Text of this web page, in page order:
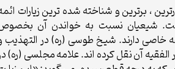
، برترین و شناخته شده ترین زیارات ائمه
نسبت به خواندن آن بخصوص
دارند. شیخ طوسی (ره) در التهذیب و
آن نقل کرده اند. علامه مجلسی (ره) در